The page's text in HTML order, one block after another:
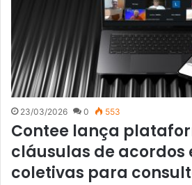
23/03/2026 0 553
Contee lança
cláusulas de acordos
coletivas para